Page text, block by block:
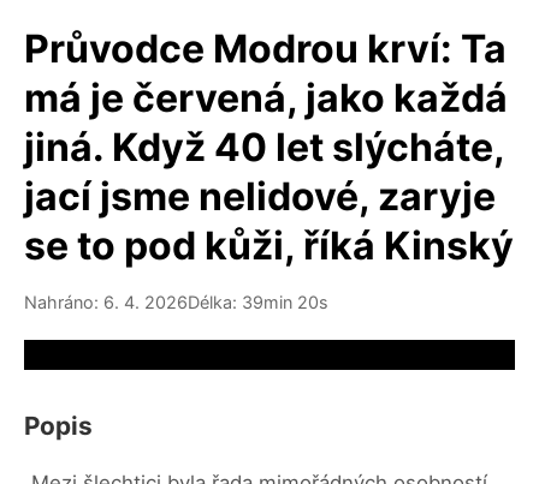
Průvodce Modrou krví: Ta
má je červená, jako každá
jiná. Když 40 let slýcháte,
jací jsme nelidové, zaryje
se to pod kůži, říká Kinský
Nahráno: 6. 4. 2026Délka: 39min 20s
Popis